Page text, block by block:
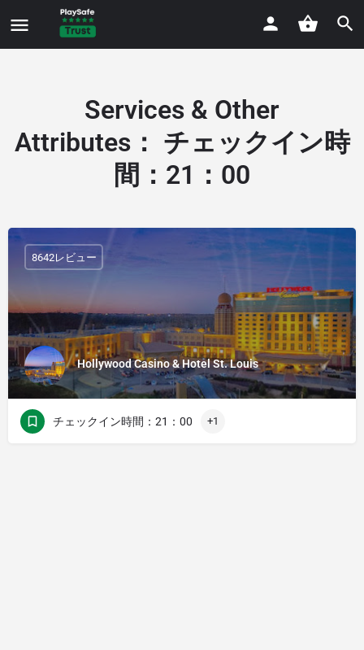
Services & Other
Attributes： チェックイン時
間：21：00
Hollywood Casino & Hotel St. Louis
8642レビュー
チェックイン時間：21：00 +1